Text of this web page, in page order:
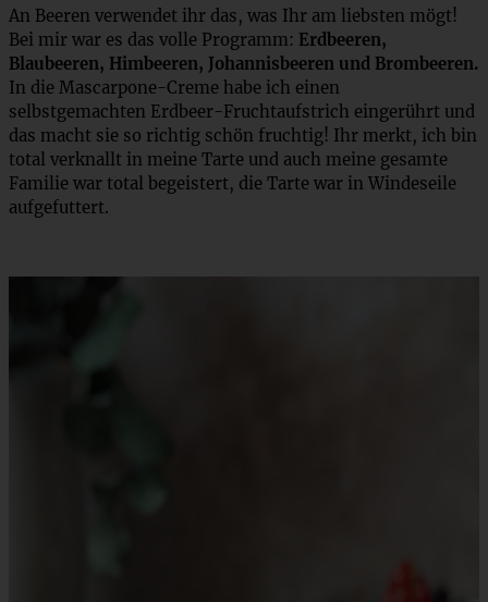
An Beeren verwendet ihr das, was Ihr am liebsten mögt!
Bei mir war es das volle Programm: Erdbeeren,
Blaubeeren, Himbeeren, Johannisbeeren und Brombeeren.
In die Mascarpone-Creme habe ich einen
selbstgemachten Erdbeer-Fruchtaufstrich eingerührt und
das macht sie so richtig schön fruchtig! Ihr merkt, ich bin
total verknallt in meine Tarte und auch meine gesamte
Familie war total begeistert, die Tarte war in Windeseile
aufgefuttert.